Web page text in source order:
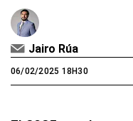
Jairo Rúa
06/02/2025 18H30